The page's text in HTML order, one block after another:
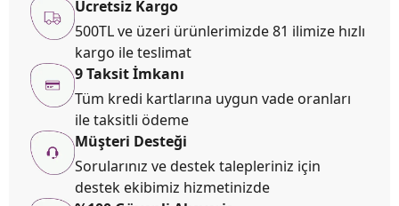
Ücretsiz Kargo
500TL ve üzeri ürünlerimizde 81 ilimize hızlı
kargo ile teslimat
9 Taksit İmkanı
Tüm kredi kartlarına uygun vade oranları
ile taksitli ödeme
Müşteri Desteği
Sorularınız ve destek talepleriniz için
destek ekibimiz hizmetinizde